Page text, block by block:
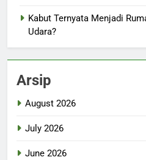
Kabut Ternyata Menjadi
Udara?
Arsip
August 2026
July 2026
June 2026